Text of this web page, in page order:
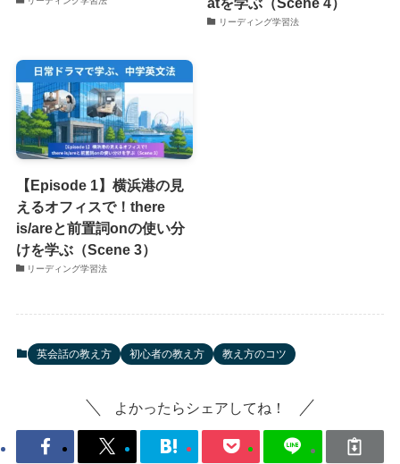
リーディング学習法
【Episode 1】横浜港の見
えるオフィスで！there
is/areと前置詞onの使い分
けを学ぶ（Scene 3）
リーディング学習法
英会話の教え方 初心者の教え方 教え方のコツ
よかったらシェアしてね！